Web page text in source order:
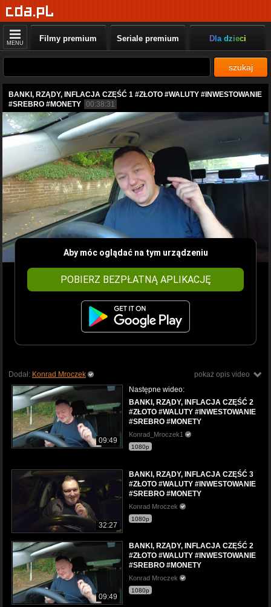
MENU Filmy premium Seriale premium Dla dzieci
szukaj
BANKI, RZĄDY, INFLACJA CZĘŚĆ 1 #ZŁOTO #WALUTY #INWESTOWANIE
#SREBRO #MONETY 00:38:31
Aby móc oglądać na tym urządzeniu
POBIERZ BEZPŁATNĄ APLIKACJĘ
pokaż opis video
Dodał: Konrad Mroczek
09:49
Następne wideo:
BANKI, RZĄDY, INFLACJA CZĘŚĆ 2
#ZŁOTO #WALUTY #INWESTOWANIE
#SREBRO #MONETY
Konrad_Mroczek1
1080p
32:27
BANKI, RZĄDY, INFLACJA CZĘŚĆ 3
#ZŁOTO #WALUTY #INWESTOWANIE
#SREBRO #MONETY
Konrad Mroczek
1080p
09:49
BANKI, RZĄDY, INFLACJA CZĘŚĆ 2
#ZŁOTO #WALUTY #INWESTOWANIE
#SREBRO #MONETY
Konrad Mroczek
1080p